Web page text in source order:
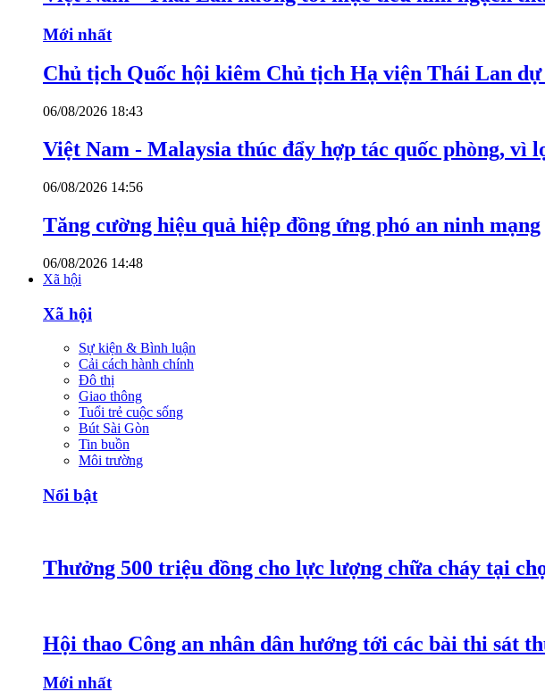
Mới nhất
Chủ tịch Quốc hội kiêm Chủ tịch Hạ viện Thái Lan
06/08/2026 18:43
Việt Nam - Malaysia thúc đẩy hợp tác quốc phòng, vì
06/08/2026 14:56
Tăng cường hiệu quả hiệp đồng ứng phó an ninh mạng
06/08/2026 14:48
Xã hội
Xã hội
Sự kiện & Bình luận
Cải cách hành chính
Đô thị
Giao thông
Tuổi trẻ cuộc sống
Bút Sài Gòn
Tin buồn
Môi trường
Nổi bật
Thưởng 500 triệu đồng cho lực lượng chữa cháy tại
Hội thao Công an nhân dân hướng tới các bài thi sát
Mới nhất